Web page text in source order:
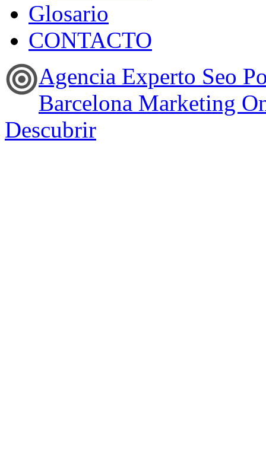
Glosario
CONTACTO
Agencia Experto Seo
Barcelona Marketing
Descubrir